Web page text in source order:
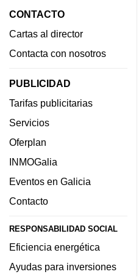
CONTACTO
Cartas al director
Contacta con nosotros
PUBLICIDAD
Tarifas publicitarias
Servicios
Oferplan
INMOGalia
Eventos en Galicia
Contacto
RESPONSABILIDAD SOCIAL
Eficiencia energética
Ayudas para inversiones